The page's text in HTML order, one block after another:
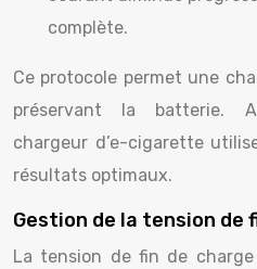
complète.
Ce protocole permet une
préservant la batterie.
chargeur d’e-cigarette
résultats optimaux.
Gestion de la tension de
La tension de fin de